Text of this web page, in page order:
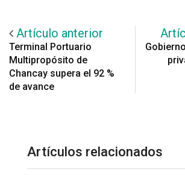
Artículo anterior
Terminal Portuario
Multipropósito de
Chancay supera el 92 %
de avance
Artículos relacionados